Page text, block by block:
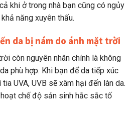
khi ở trong nhà bạn cũng có ngủy
năng xuyên thấu.
da bị nám do ánh mặt trời
còn nguyên nhân chính là không
phù hợp. Khi bạn để da tiếp xúc
UVA, UVB sẽ xâm hại đến làn da.
chế độ sản sinh hắc sắc tố